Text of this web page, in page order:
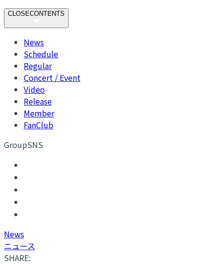
CLOSECONTENTS
News
Schedule
Regular
Concert / Event
Video
Release
Member
FanClub
GroupSNS
News
ニュース
SHARE: